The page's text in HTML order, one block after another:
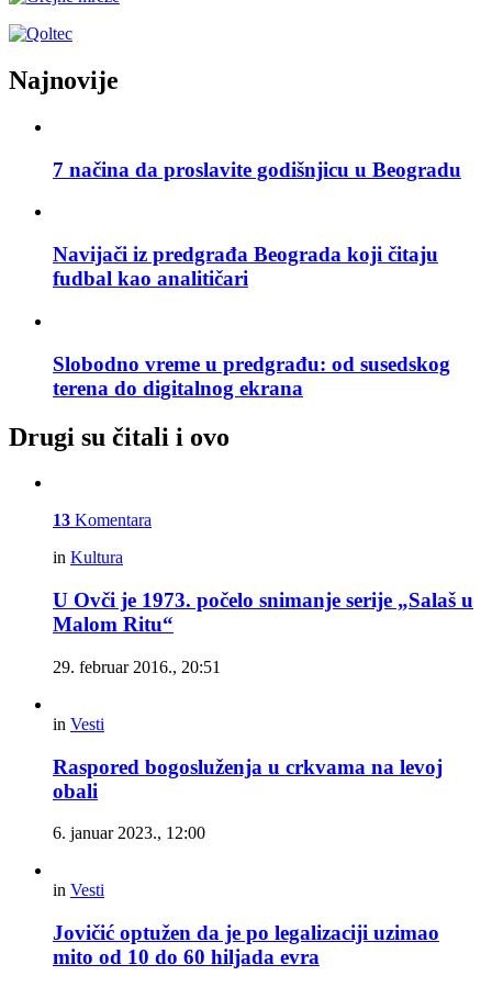
Najnovije
7 načina da proslavite godišnjicu u Beogradu
Navijači iz predgrađa Beograda koji čitaju
fudbal kao analitičari
Slobodno vreme u predgrađu: od susedskog
terena do digitalnog ekrana
Drugi su čitali i ovo
13 Komentara
in Kultura
U Ovči je 1973. počelo snimanje serije „Salaš u
Malom Ritu“
29. februar 2016., 20:51
in Vesti
Raspored bogosluženja u crkvama na levoj
obali
6. januar 2023., 12:00
in Vesti
Jovičić optužen da je po legalizaciji uzimao
mito od 10 do 60 hiljada evra